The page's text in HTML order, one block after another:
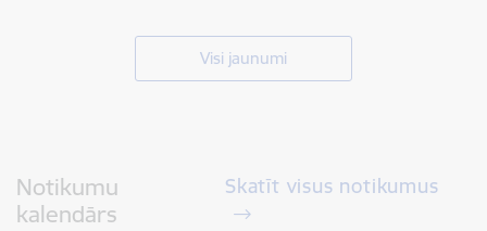
Visi jaunumi
Notikumu
kalendārs
Skatīt visus notikumus